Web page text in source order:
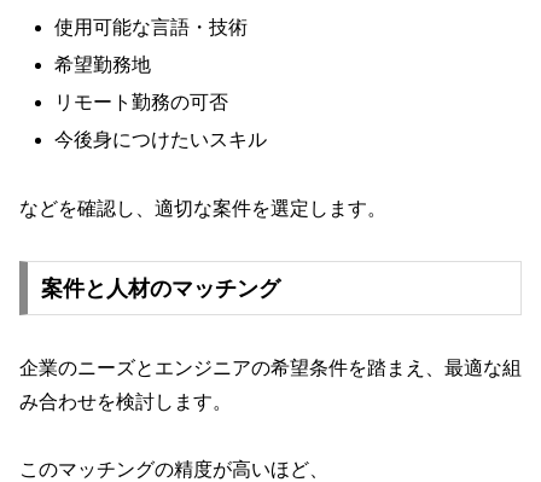
使用可能な言語・技術
希望勤務地
リモート勤務の可否
今後身につけたいスキル
などを確認し、適切な案件を選定します。
案件と人材のマッチング
企業のニーズとエンジニアの希望条件を踏まえ、最適な組
み合わせを検討します。
このマッチングの精度が高いほど、